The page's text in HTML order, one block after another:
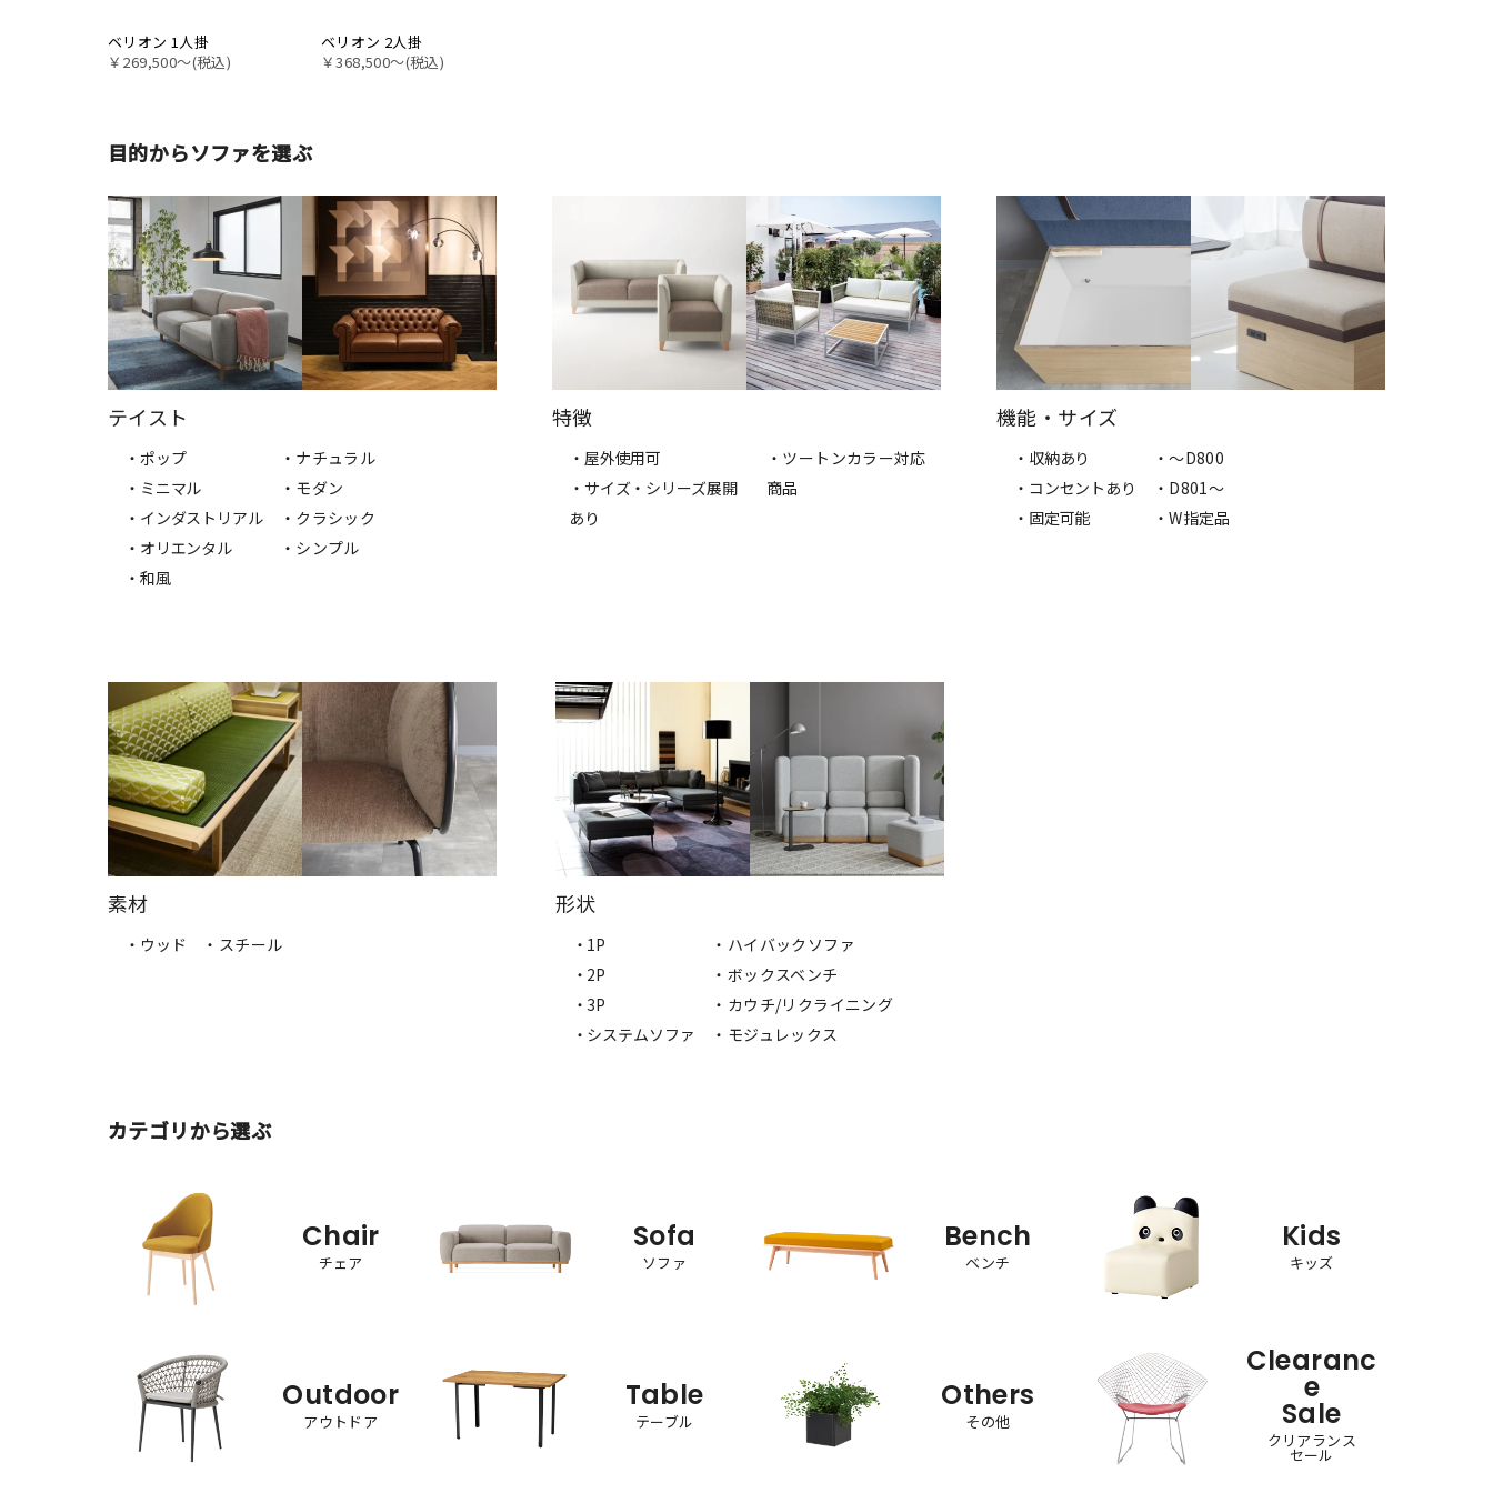
ベリオン 1人掛
￥269,500〜(税込)
ベリオン 2人掛
￥368,500〜(税込)
目的からソファを選ぶ
テイスト
・ポップ
・ミニマル
・インダストリアル
・オリエンタル
・和風
・ナチュラル
・モダン
・クラシック
・シンプル
特徴
・屋外使用可
・サイズ・シリーズ展開
あり
・ツートンカラー対応
商品
機能・サイズ
・収納あり
・コンセントあり
・固定可能
・～D800
・D801～
・W指定品
素材
・ウッド ・スチール
形状
・1P
・2P
・3P
・システムソファ
・ハイバックソファ
・ボックスベンチ
・カウチ/リクライニング
・モジュレックス
カテゴリから選ぶ
Chair
チェア
Sofa
ソファ
Bench
ベンチ
Kids
キッズ
Outdoor
アウトドア
Table
テーブル
Others
その他
Clearanc
e
Sale
クリアランス
セール